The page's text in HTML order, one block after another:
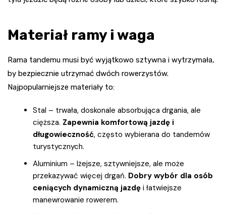
Materiał ramy i waga
Rama tandemu musi być wyjątkowo sztywna i wytrzymała,
by bezpiecznie utrzymać dwóch rowerzystów.
Najpopularniejsze materiały to:
Stal – trwała, doskonale absorbująca drgania, ale
cięższa. Zapewnia komfortową jazdę i
długowieczność, często wybierana do tandemów
turystycznych.
Aluminium – lżejsze, sztywniejsze, ale może
przekazywać więcej drgań. Dobry wybór dla osób
ceniących dynamiczną jazdę i łatwiejsze
manewrowanie rowerem.